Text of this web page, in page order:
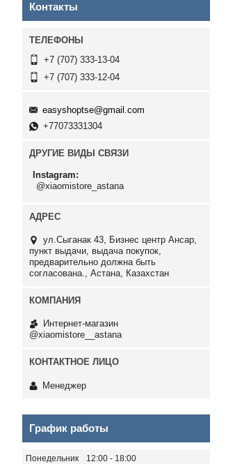
Контакты
+7 (707) 333-13-04
+7 (707) 333-12-04
easyshoptse@gmail.com
+77073331304
ДРУГИЕ ВИДЫ СВЯЗИ
Instagram
@xiaomistore_astana
ул.Сыганак 43, Бизнес центр Ансар,
пункт выдачи, выдача покупок,
предварительно должна быть
согласована., Астана, Казахстан
Интернет-магазин
@xiaomistore__astana
Менеджер
График работы
Понедельник 12:00
18:00